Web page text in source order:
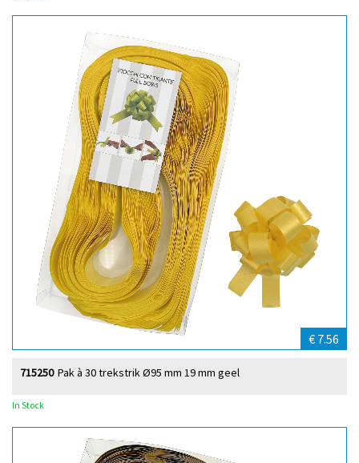
€ 7.56
Pak à 30 trekstrik Ø95 mm 19 mm geel
715250
In Stock